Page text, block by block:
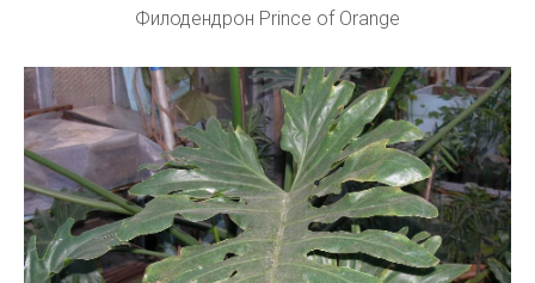
Филодендрон Prince of Orange